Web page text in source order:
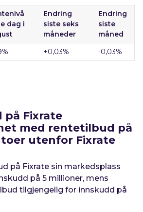
dag i
Endring
siste seks
måneder
Endring
siste
måned
% +0,03% -0,03%
på Fixrate
med rentetilbud på
utenfor Fixrate
på Fixrate sin markedsplass
på 5 millioner, mens
tilgjengelig for innskudd på